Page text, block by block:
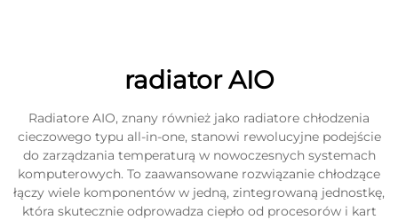
radiator AIO
Radiatore AIO, znany również jako radiatore chłodzenia
cieczowego typu all-in-one, stanowi rewolucyjne podejście
do zarządzania temperaturą w nowoczesnych systemach
komputerowych. To zaawansowane rozwiązanie chłodzące
łączy wiele komponentów w jedną, zintegrowaną jednostkę,
która skutecznie odprowadza ciepło od procesorów i kart